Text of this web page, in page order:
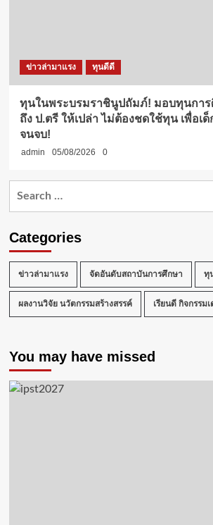
ข่าวล่ามาแรง ทุนดีดี
ทุนในพระบรมราชินูปถัมภ์! มอบทุนการ
ถึง ป.ตรี ให้เปล่า ไม่ต้องชดใช้ทุน เพื่อเด็
จนจบ!
admin 05/08/2026 0
Categories
ข่าวล่ามาแรง จัดอันดับสถาบันการศึกษา ทุ
ผลงานวิจัย นวัตกรรมสร้างสรรค์ เรียนดี กิจกรรม
You may have missed